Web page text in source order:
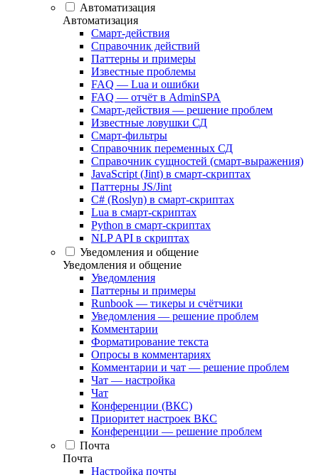
Автоматизация
Автоматизация
Смарт-действия
Справочник действий
Паттерны и примеры
Известные проблемы
FAQ — Lua и ошибки
FAQ — отчёт в AdminSPA
Смарт-действия — решение проблем
Известные ловушки СД
Смарт-фильтры
Справочник переменных СД
Справочник сущностей (смарт-выражения)
JavaScript (Jint) в смарт-скриптах
Паттерны JS/Jint
C# (Roslyn) в смарт-скриптах
Lua в смарт-скриптах
Python в смарт-скриптах
NLP API в скриптах
Уведомления и общение
Уведомления и общение
Уведомления
Паттерны и примеры
Runbook — тикеры и счётчики
Уведомления — решение проблем
Комментарии
Форматирование текста
Опросы в комментариях
Комментарии и чат — решение проблем
Чат — настройка
Чат
Конференции (ВКС)
Приоритет настроек ВКС
Конференции — решение проблем
Почта
Почта
Настройка почты